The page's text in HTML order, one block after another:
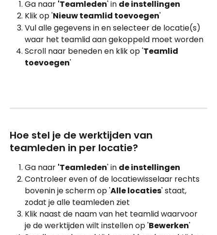
Ga naar 'Teamleden' in de instellingen
Klik op 'Nieuw teamlid toevoegen'
Vul alle gegevens in en selecteer de locatie(s)
waar het teamlid aan gekoppeld moet worden
Scroll naar beneden en klik op 'Teamlid
toevoegen'
Hoe stel je de werktijden van
teamleden in per locatie?
Ga naar 'Teamleden' in de instellingen
Controleer even of de locatiewisselaar rechts
bovenin je scherm op 'Alle locaties' staat,
zodat je alle teamleden ziet
Klik naast de naam van het teamlid waarvoor
je de werktijden wilt instellen op 'Bewerken'